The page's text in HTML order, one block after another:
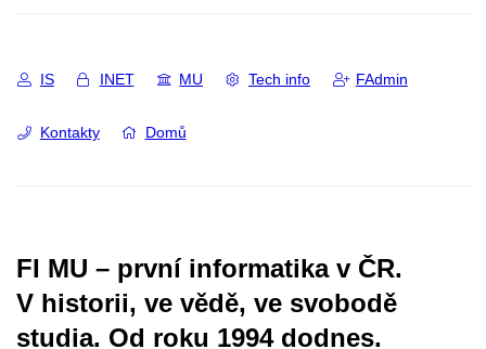
IS INET MU Tech info FAdmin
Kontakty Domů
FI MU – první informatika v ČR.
V historii, ve vědě, ve svobodě
studia. Od roku 1994 dodnes.